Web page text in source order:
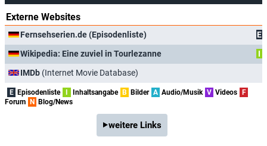
Externe Websites
Fernsehserien.de (Episodenliste)
E
Wikipedia: Eine zuviel in Tourlezanne
I
IMDb (Internet Movie Database)
E Episodenliste I Inhaltsangabe B Bilder A Audio/Musik V Videos F
Forum N Blog/News
weitere Links